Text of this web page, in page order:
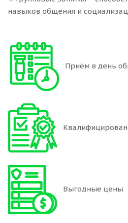
навыков общения и
Приём в день
Выгодные цены